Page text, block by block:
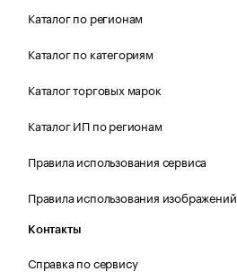
Каталог по регионам
Каталог по категориям
Каталог торговых марок
Каталог ИП по регионам
Правила использования сервиса
Правила использования изображений
Контакты
Справка по сервису